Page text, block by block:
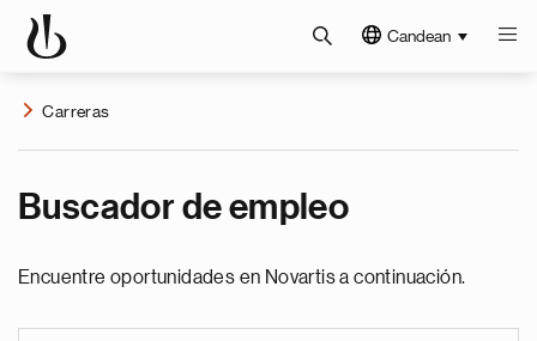
Candean
Carreras
Buscador de empleo
Encuentre oportunidades en Novartis a continuación.